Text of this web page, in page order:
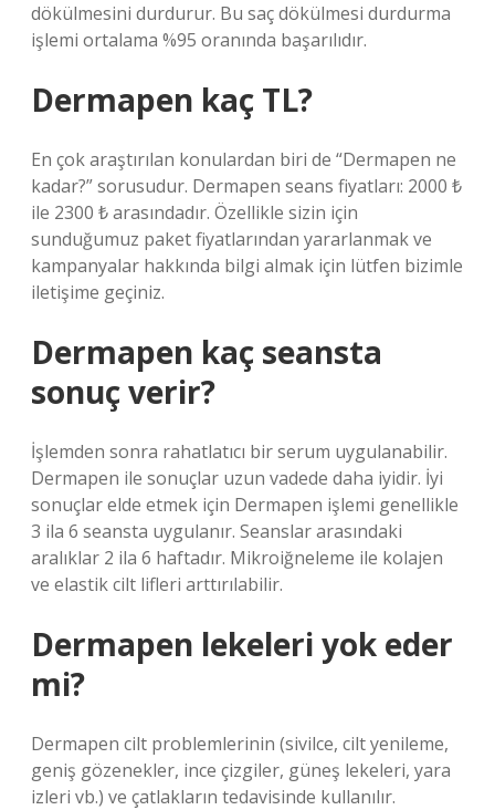
dökülmesini durdurur. Bu saç dökülmesi durdurma
işlemi ortalama %95 oranında başarılıdır.
Dermapen kaç TL?
En çok araştırılan konulardan biri de “Dermapen ne
kadar?” sorusudur. Dermapen seans fiyatları: 2000 ₺
ile 2300 ₺ arasındadır. Özellikle sizin için
sunduğumuz paket fiyatlarından yararlanmak ve
kampanyalar hakkında bilgi almak için lütfen bizimle
iletişime geçiniz.
Dermapen kaç seansta
sonuç verir?
İşlemden sonra rahatlatıcı bir serum uygulanabilir.
Dermapen ile sonuçlar uzun vadede daha iyidir. İyi
sonuçlar elde etmek için Dermapen işlemi genellikle
3 ila 6 seansta uygulanır. Seanslar arasındaki
aralıklar 2 ila 6 haftadır. Mikroiğneleme ile kolajen
ve elastik cilt lifleri arttırılabilir.
Dermapen lekeleri yok eder
mi?
Dermapen cilt problemlerinin (sivilce, cilt yenileme,
geniş gözenekler, ince çizgiler, güneş lekeleri, yara
izleri vb.) ve çatlakların tedavisinde kullanılır.